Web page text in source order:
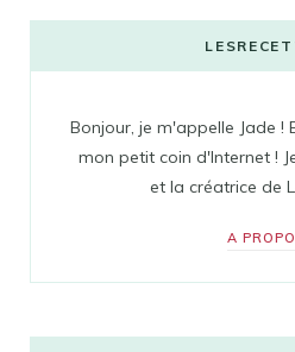
Bonjour, je m'appelle Jade !
mon petit coin d'Internet !
et la créatrice de
A